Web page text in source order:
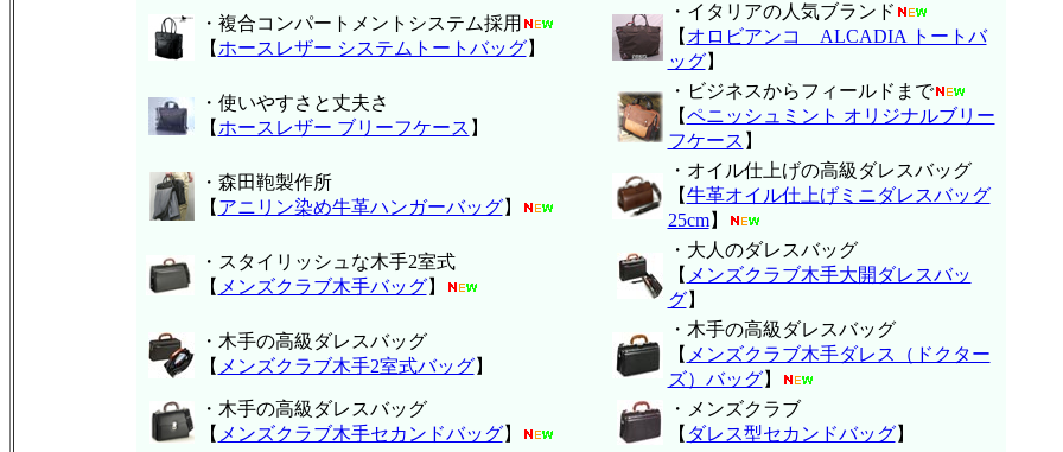
・複合コンパートメントシステム採用
【 ホースレザー システムトートバッグ】
・イタリアの人気ブランド
【 オロビアンコ ALCADIA トートバ
ッグ】
・使いやすさと丈夫さ
【 ホースレザー ブリーフケース 】
・ビジネスからフィールドまで
【ペニッシュミント オリジナルブリー
フケース 】
・森田鞄製作所
【 アニリン染め牛革ハンガーバッグ】
・オイル仕上げの高級ダレスバッグ
【牛革オイル仕上げミニダレスバッグ
25cm】
・スタイリッシュな木手2室式
【 メンズクラブ木手バッグ】
・大人のダレスバッグ
【 メンズクラブ木手大開ダレスバッ
グ】
・木手の高級ダレスバッグ
【 メンズクラブ木手2室式バッグ】
・木手の高級ダレスバッグ
【 メンズクラブ木手ダレス（ドクター
ズ）バッグ】
・木手の高級ダレスバッグ
【 メンズクラブ木手セカンドバッグ】
・メンズクラブ
【 ダレス型セカンドバッグ】